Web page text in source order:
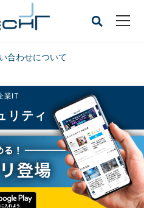
合わせについて
業IT
リティ
り組むべきこと
を機に企業が取り組む